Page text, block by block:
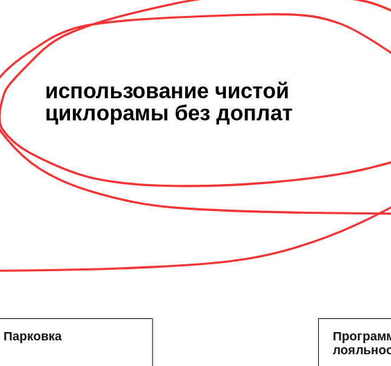
использование чистой
циклорамы без доплат
Парковка